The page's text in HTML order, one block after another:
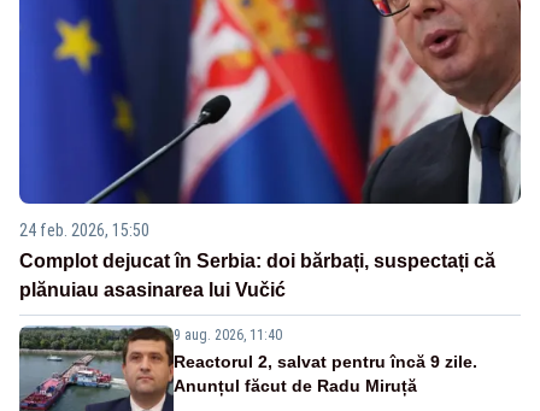
24 feb. 2026, 15:50
Complot dejucat în Serbia: doi bărbați, suspectați că
plănuiau asasinarea lui Vučić
9 aug. 2026, 11:40
Reactorul 2, salvat pentru încă 9 zile.
Anunțul făcut de Radu Miruță